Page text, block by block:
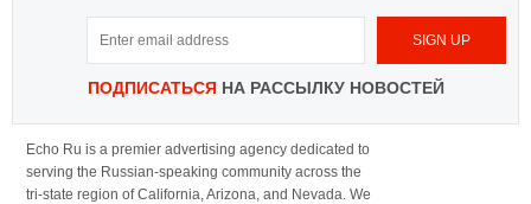
ПОДПИСАТЬСЯНА РАССЫЛКУ НОВОСТЕЙ
Echo Ru is a premier advertising agency dedicated to
serving the Russian-speaking community across the
tri-state region of California, Arizona, and Nevada. We